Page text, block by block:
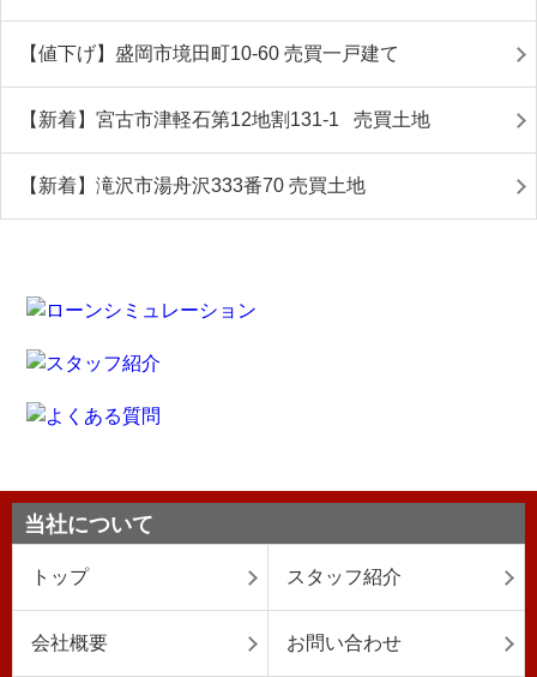
【値下げ】盛岡市境田町10-60 売買一戸建て
【新着】宮古市津軽石第12地割131-1 売買土地
【新着】滝沢市湯舟沢333番70 売買土地
当社について
トップ スタッフ紹介
会社概要 お問い合わせ